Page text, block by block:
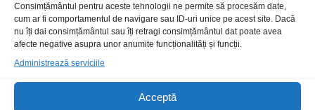
Consimțământul pentru aceste tehnologii ne permite să procesăm date,
cum ar fi comportamentul de navigare sau ID-uri unice pe acest site. Dacă
nu îți dai consimțământul sau îți retragi consimțământul dat poate avea
afecte negative asupra unor anumite funcționalități și funcții.
Administrează serviciile
Acceptă
KA5M02659R
12,00lei/Buc
L5970D-ST SMD
23,00lei/Buc